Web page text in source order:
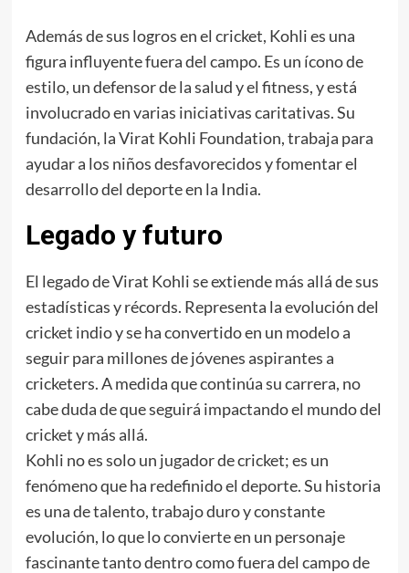
Además de sus logros en el cricket, Kohli es una
figura influyente fuera del campo. Es un ícono de
estilo, un defensor de la salud y el fitness, y está
involucrado en varias iniciativas caritativas. Su
fundación, la Virat Kohli Foundation, trabaja para
ayudar a los niños desfavorecidos y fomentar el
desarrollo del deporte en la India.
Legado y futuro
El legado de Virat Kohli se extiende más allá de sus
estadísticas y récords. Representa la evolución del
cricket indio y se ha convertido en un modelo a
seguir para millones de jóvenes aspirantes a
cricketers. A medida que continúa su carrera, no
cabe duda de que seguirá impactando el mundo del
cricket y más allá.
Kohli no es solo un jugador de cricket; es un
fenómeno que ha redefinido el deporte. Su historia
es una de talento, trabajo duro y constante
evolución, lo que lo convierte en un personaje
fascinante tanto dentro como fuera del campo de